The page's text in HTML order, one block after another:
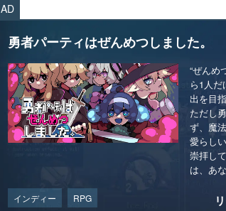
AD
勇者パーティはぜんめつしました。
“ぜんめ
ら1人
出を目
ただし
ず、魔
愛らし
崇拝し
は、あ
インディー RPG